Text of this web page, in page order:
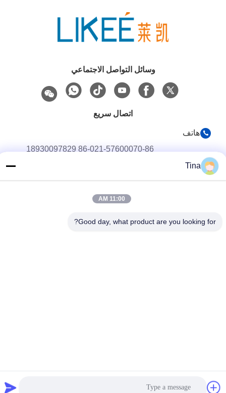
وسائل التواصل الاجتماعي
اتصال سريع
هاتف
86-021-57600070-86 18930097829
البريد الإلكتروني
رقم 780 شارع شينلين، بلدة زيلين، منطقة فينغسيان، شنغهاي،
Tina
11:00 AM
Good day, what product are you looking for?